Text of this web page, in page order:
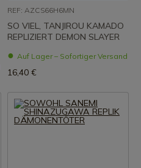
REF: AZCS66H6MN
SO VIEL, TANJIROU KAMADO
REPLIZIERT DEMON SLAYER
Auf Lager – Sofortiger Versand
16,40 €